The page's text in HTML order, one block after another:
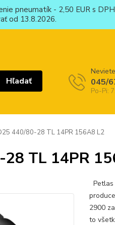
pneumatík - 2,50 EUR s
od 13.8.2026.
Hľadať 045/
Po-Pi:
440/80-28 TL 14PR 156A8 L2
TL 14PR
Petlas
2900
to